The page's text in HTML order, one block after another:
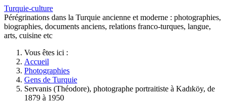
Turquie-culture
Pérégrinations dans la Turquie ancienne et moderne : photographies,
biographies, documents anciens, relations franco-turques, langue,
arts, cuisine etc
Vous êtes ici :
Accueil
Photographies
Gens de Turquie
Servanis (Théodore), photographe portraitiste à Kadıköy, de
1879 à 1950